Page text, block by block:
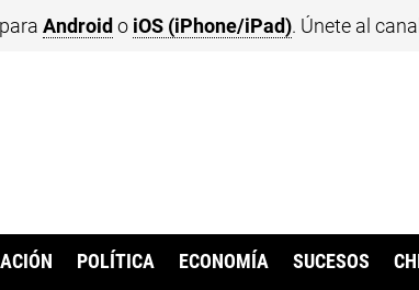
Android o iOS (iPhone/iPad). Únete al
POLÍTICA ECONOMÍA SUCESOS